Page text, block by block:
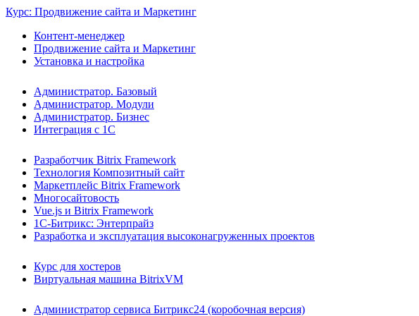
Курс: Продвижение сайта и Маркетинг
Контент-менеджер
Продвижение сайта и Маркетинг
Установка и настройка
Администратор. Базовый
Администратор. Модули
Администратор. Бизнес
Интеграция с 1С
Разработчик Bitrix Framework
Технология Композитный сайт
Маркетплейс Bitrix Framework
Многосайтовость
Vue.js и Bitrix Framework
1С-Битрикс: Энтерпрайз
Разработка и эксплуатация высоконагруженных проектов
Курс для хостеров
Виртуальная машина BitrixVM
Администратор сервиса Битрикс24 (коробочная версия)